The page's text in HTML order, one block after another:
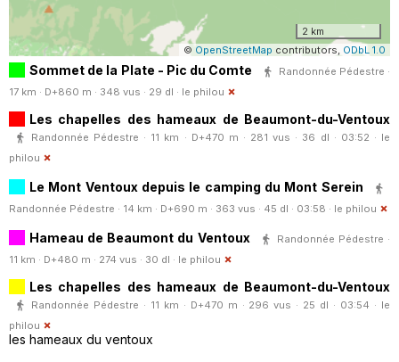
2 km
© OpenStreetMap contributors, ODbL 1.0
Sommet de la Plate - Pic du Comte
Randonnée Pédestre ·
17 km · D+860 m · 348 vus · 29 dl · le philou
Les chapelles des hameaux de Beaumont-du-Ventoux
Randonnée Pédestre · 11 km · D+470 m · 281 vus · 36 dl · 03:52 · le
philou
Le Mont Ventoux depuis le camping du Mont Serein
Randonnée Pédestre · 14 km · D+690 m · 363 vus · 45 dl · 03:58 · le philou
Hameau de Beaumont du Ventoux
Randonnée Pédestre ·
11 km · D+480 m · 274 vus · 30 dl · le philou
Les chapelles des hameaux de Beaumont-du-Ventoux
Randonnée Pédestre · 11 km · D+470 m · 296 vus · 25 dl · 03:54 · le
philou
les hameaux du ventoux